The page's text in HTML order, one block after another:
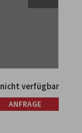
nicht verfügbar
ANFRAGE